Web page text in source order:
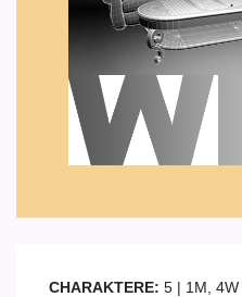
CHARAKTERE: 5 | 1M, 4W